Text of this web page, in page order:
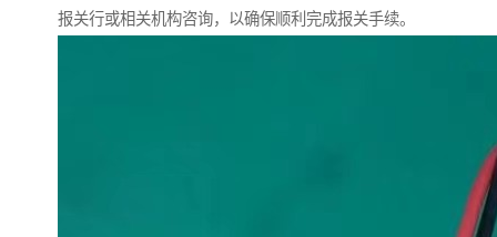
报关行或相关机构咨询，以确保顺利完成报关手续。